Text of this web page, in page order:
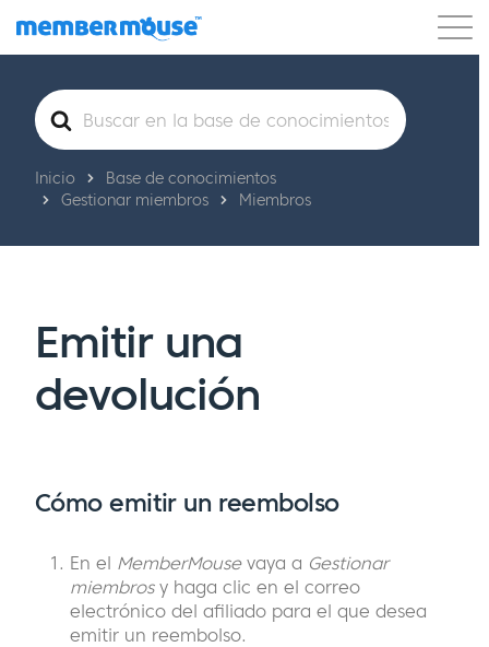
Características Clientes Precios
Comenzar
Buscar
Inicio
Base de conocimientos
Gestionar miembros
Miembros
Emitir una
devolución
Cómo emitir un reembolso
En el MemberMousevaya a Gestionar
miembros y haga clic en el correo
electrónico del afiliado para el que desea
emitir un reembolso.